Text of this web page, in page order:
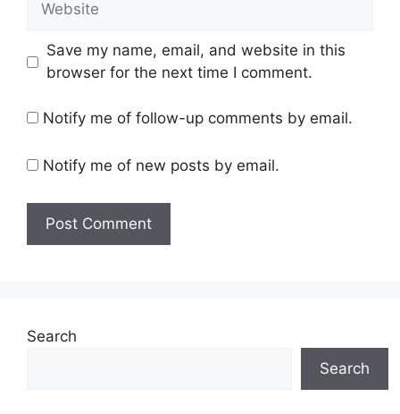
Save my name, email, and website in this
browser for the next time I comment.
Notify me of follow-up comments by email.
Notify me of new posts by email.
Search
Search